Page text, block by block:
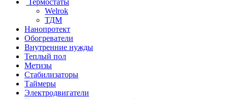
Термостаты
Welrok
ТДМ
Нанопротект
Обогреватели
Внутренние нужды
Теплый пол
Метизы
Стабилизаторы
Таймеры
Электродвигатели